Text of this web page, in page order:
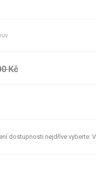
Kč
dostupnosti nejdříve vyberte: